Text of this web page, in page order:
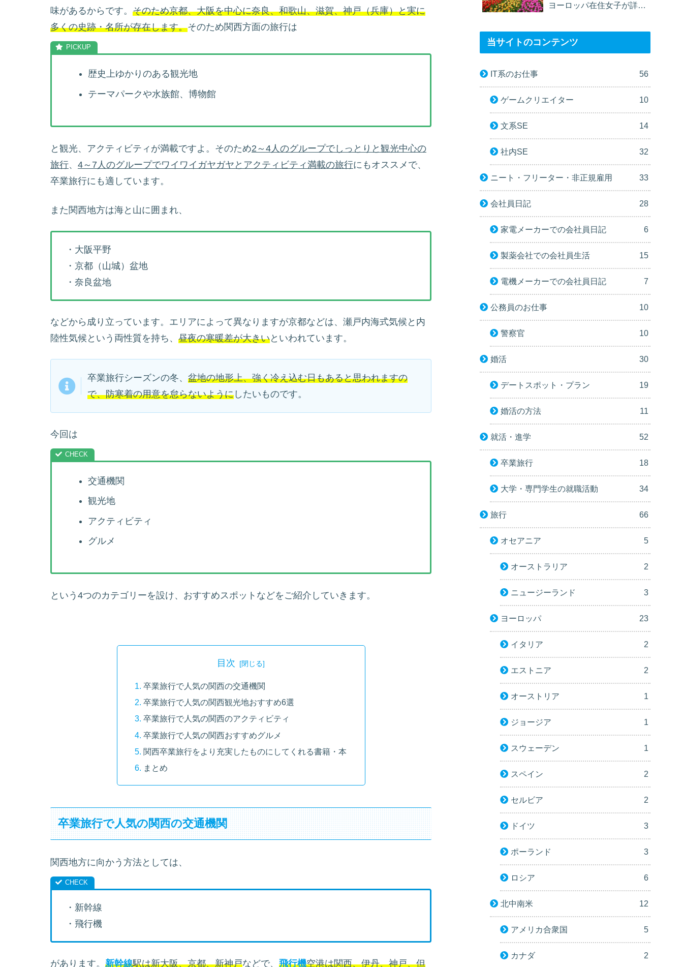
味があるからです。 そのため京都、大阪を中心に奈良、和歌山、滋賀、神戸（兵庫）と実に
多くの史跡・名所が存在します。そのため関西方面の旅行は
歴史上ゆかりのある観光地
テーマパークや水族館、博物館
と観光、アクティビティが満載ですよ。そのため2～4人のグループでしっとりと観光中心の
旅行、 4～7人のグループでワイワイガヤガヤとアクティビティ満載の旅行にもオススメで、
卒業旅行にも適しています。
また関西地方は海と山に囲まれ、
・大阪平野
・京都（山城）盆地
・奈良盆地
などから成り立っています。エリアによって異なりますが京都などは、瀬戸内海式気候と内
陸性気候という両性質を持ち、 昼夜の寒暖差が大きいといわれています。
卒業旅行シーズンの冬、 盆地の地形上、強く冷え込む日もあると思われますの
で、防寒着の用意を怠らないように したいものです。
今回は
交通機関
観光地
アクティビティ
グルメ
という4つのカテゴリーを設け、おすすめスポットなどをご紹介していきます。
目次
卒業旅行で人気の関西の交通機関
卒業旅行で人気の関西観光地おすすめ6選
卒業旅行で人気の関西のアクティビティ
卒業旅行で人気の関西おすすめグルメ
関西卒業旅行をより充実したものにしてくれる書籍・本
まとめ
卒業旅行で人気の関西の交通機関
関西地方に向かう方法としては、
・新幹線
・飛行機
があります。 新幹線駅は新大阪、京都、新神戸などで、 飛行機空港は関西、伊丹、神戸、但
ヨーロッパ在住女子が詳し
当サイトのコンテンツ
IT系のお仕事 56
ゲームクリエイター 10
文系SE 14
社内SE 32
ニート・フリーター・非正規雇用 33
会社員日記 28
家電メーカーでの会社員日記 6
製薬会社での会社員生活 15
電機メーカーでの会社員日記 7
公務員のお仕事 10
警察官 10
婚活 30
デートスポット・プラン 19
婚活の方法 11
就活・進学 52
卒業旅行 18
大学・専門学生の就職活動 34
旅行 66
オセアニア 5
オーストラリア 2
ニュージーランド 3
ヨーロッパ 23
イタリア 2
エストニア 2
オーストリア 1
ジョージア 1
スウェーデン 1
スペイン 2
セルビア 2
ドイツ 3
ポーランド 3
ロシア 6
北中南米 12
アメリカ合衆国 5
カナダ 2